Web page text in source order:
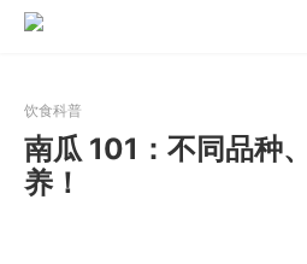
饮食科普
南瓜 101：不同品种
养！